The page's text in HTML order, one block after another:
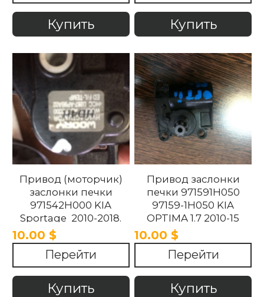
Купить Купить
Привод (моторчик)
заслонки печки
971542H000 KIA
Sportage 2010-2018.
10.00 $
Перейти
Купить
Привод заслонки
печки 971591H050
97159-1H050 KIA
OPTIMA 1.7 2010-15
10.00 $
Перейти
Купить